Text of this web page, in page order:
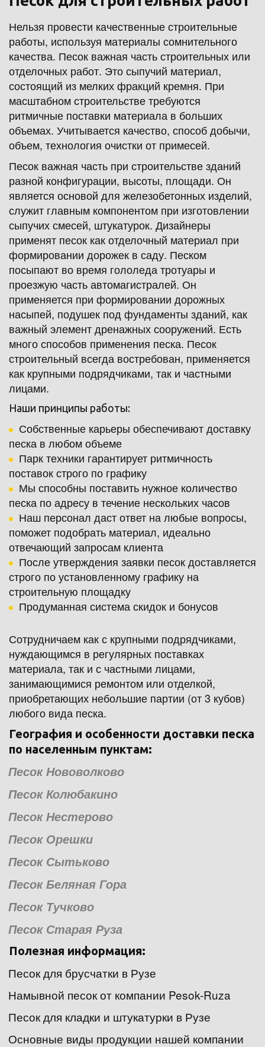
Нельзя провести качественные строительные
работы, используя материалы сомнительного
качества. Песок важная часть строительных или
отделочных работ. Это сыпучий материал,
состоящий из мелких фракций кремня. При
масштабном строительстве требуются
ритмичные поставки материала в больших
объемах. Учитывается качество, способ добычи,
объем, технология очистки от примесей.
Песок важная часть при строительстве зданий
разной конфигурации, высоты, площади. Он
является основой для железобетонных изделий,
служит главным компонентом при изготовлении
сыпучих смесей, штукатурок. Дизайнеры
применят песок как отделочный материал при
формировании дорожек в саду. Песком
посыпают во время гололеда тротуары и
проезжую часть автомагистралей. Он
применяется при формировании дорожных
насыпей, подушек под фундаменты зданий, как
важный элемент дренажных сооружений. Есть
много способов применения песка. Песок
строительный всегда востребован, применяется
как крупными подрядчиками, так и частными
лицами.
Наши принципы работы:
Собственные карьеры обеспечивают доставку
песка в любом объеме
Парк техники гарантирует ритмичность
поставок строго по графику
Мы способны поставить нужное количество
песка по адресу в течение нескольких часов
Наш персонал даст ответ на любые вопросы,
поможет подобрать материал, идеально
отвечающий запросам клиента
После утверждения заявки песок доставляется
строго по установленному графику на
строительную площадку
Продуманная система скидок и бонусов
Сотрудничаем как с крупными подрядчиками,
нуждающимся в регулярных поставках
материала, так и с частными лицами,
занимающимися ремонтом или отделкой,
приобретающих небольшие партии (от 3 кубов)
любого вида песка.
География и особенности доставки песка
по населенным пунктам:
Песок Нововолково
Песок Колюбакино
Песок Нестерово
Песок Орешки
Песок Сытьково
Песок Беляная Гора
Песок Тучково
Песок Старая Руза
Полезная информация:
Песок для брусчатки в Рузе
Намывной песок от компании Pesok-Ruza
Песок для кладки и штукатурки в Рузе
Основные виды продукции нашей компании